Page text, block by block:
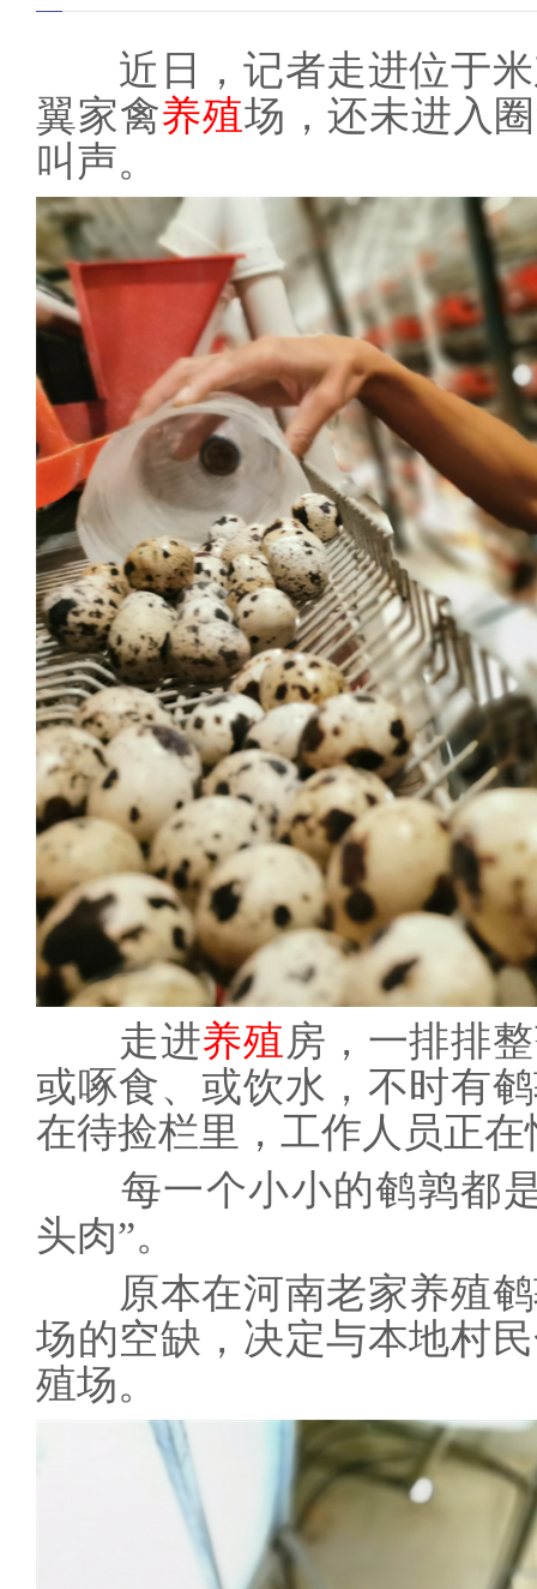
近日，记者走进位于米
翼家禽养殖场，还未进入
叫声。
走进养殖房，一排排
或啄食、或饮水，不时有
在待捡栏里，工作人员正
每一个小小的鹌鹑都是
头肉”。
原本在河南老家养殖鹌
场的空缺，决定与本地村
殖场。